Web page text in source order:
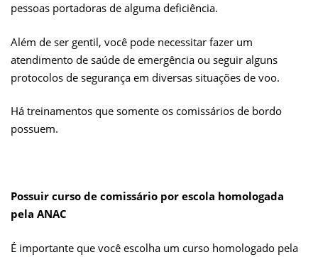
pessoas portadoras de alguma deficiência.
Além de ser gentil, você pode necessitar fazer um
atendimento de saúde de emergência ou seguir alguns
protocolos de segurança em diversas situações de voo.
Há treinamentos que somente os comissários de bordo
possuem.
Possuir curso de comissário por escola homologada
pela ANAC
É importante que você escolha um curso homologado pela